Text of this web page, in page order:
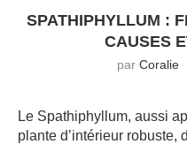
SPATHIPHYLLUM :
CAUSES
par Coralie
Le Spathiphyllum, aussi
plante d’intérieur robuste,